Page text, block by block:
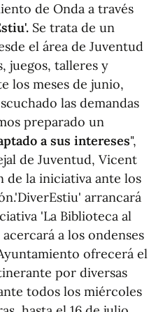
de Onda a través
Se trata de un
el área de Juventud
juegos, talleres y
los meses de junio,
las demandas
preparado un
a sus intereses",
de Juventud, Vicent
de la iniciativa ante los
arrancará
'La Biblioteca al
a los ondenses
ofrecerá el
por diversas
todos los miércoles